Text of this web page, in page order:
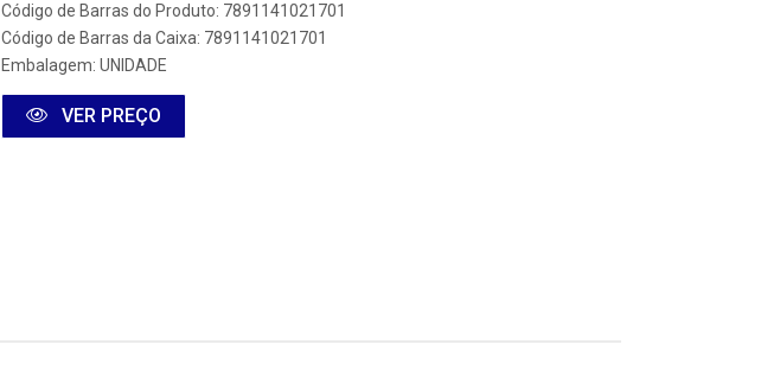
Código de Barras do Produto: 7891141021701
Código de Barras da Caixa: 7891141021701
Embalagem: UNIDADE
VER PREÇO